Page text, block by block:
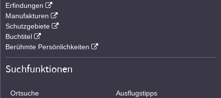
Erfindungen
Manufakturen
Schutzgebiete
Buchtitel
Berühmte Persönlichkeiten
Suchfunktionen
Ortsuche Ausflugstipps